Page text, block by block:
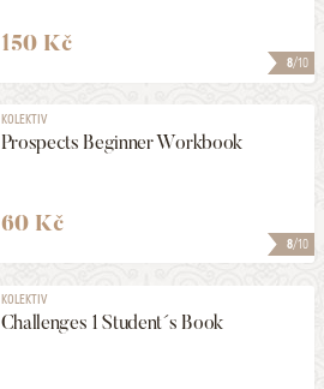
8/10
150 Kč
8/10
KOLEKTIV
Prospects Beginner Workbook
60 Kč
KOLEKTIV
Challenges 1 Student´s Book